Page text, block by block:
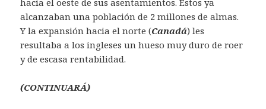
hacia el oeste de sus asentamientos. Éstos ya
alcanzaban una población de 2 millones de almas.
Y la expansión hacia el norte (Canadá) les
resultaba a los ingleses un hueso muy duro de roer
y de escasa rentabilidad.
(CONTINUARÁ)